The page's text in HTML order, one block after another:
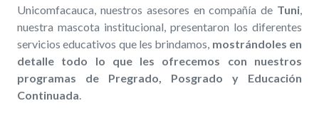
Unicomfacauca, nuestros asesores en compañía de Tuni
nuestra mascota institucional, presentaron los diferentes
servicios educativos que les brindamos, mostrándoles en
detalle todo lo que les ofrecemos con nuestros
programas de Pregrado, Posgrado y Educación
Continuada